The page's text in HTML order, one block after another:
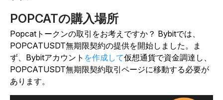
POPCATの購入場所
Popcatトークンの取引をお考えですか？ Bybitでは、
POPCATUSDT無期限契約の提供を開始しました。ま
ず、Bybitアカウント を作成して仮想通貨で資金調達し、
POPCATUSDT無期限契約取引ページに移動する必要が
あります。